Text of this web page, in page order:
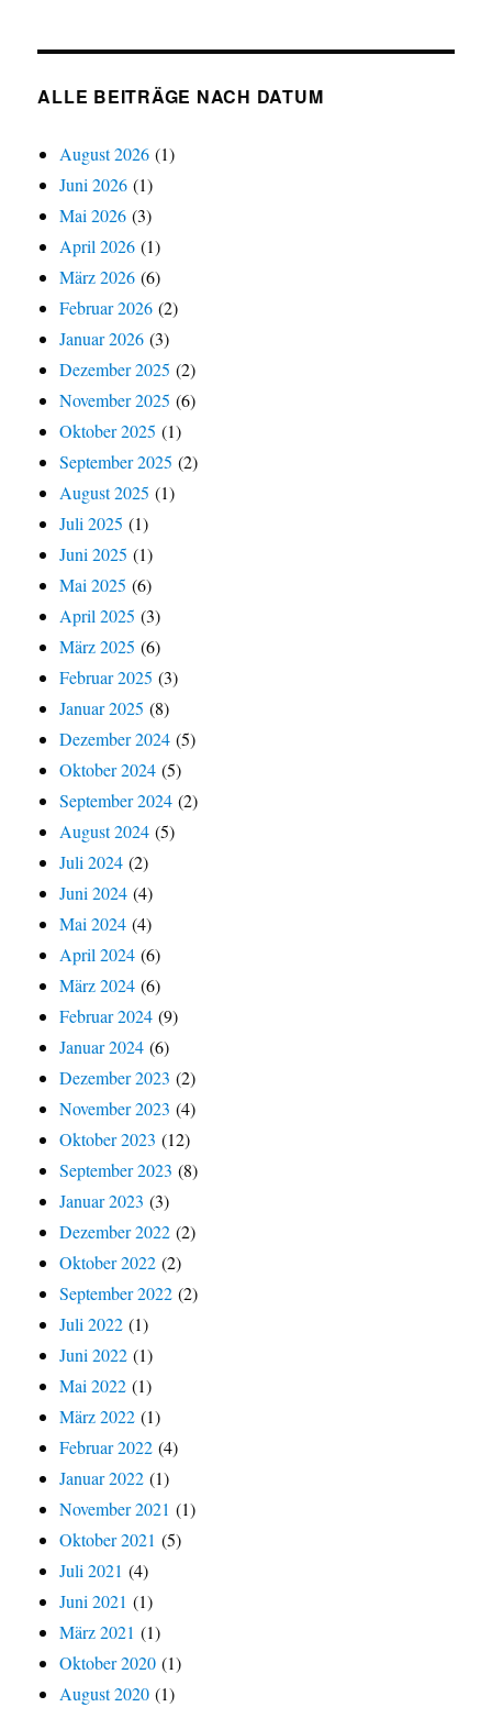
ALLE BEITRÄGE NACH DATUM
August 2026 (1)
Juni 2026 (1)
Mai 2026 (3)
April 2026 (1)
März 2026 (6)
Februar 2026 (2)
Januar 2026 (3)
Dezember 2025 (2)
November 2025 (6)
Oktober 2025 (1)
September 2025 (2)
August 2025 (1)
Juli 2025 (1)
Juni 2025 (1)
Mai 2025 (6)
April 2025 (3)
März 2025 (6)
Februar 2025 (3)
Januar 2025 (8)
Dezember 2024 (5)
Oktober 2024 (5)
September 2024 (2)
August 2024 (5)
Juli 2024 (2)
Juni 2024 (4)
Mai 2024 (4)
April 2024 (6)
März 2024 (6)
Februar 2024 (9)
Januar 2024 (6)
Dezember 2023 (2)
November 2023 (4)
Oktober 2023 (12)
September 2023 (8)
Januar 2023 (3)
Dezember 2022 (2)
Oktober 2022 (2)
September 2022 (2)
Juli 2022 (1)
Juni 2022 (1)
Mai 2022 (1)
März 2022 (1)
Februar 2022 (4)
Januar 2022 (1)
November 2021 (1)
Oktober 2021 (5)
Juli 2021 (4)
Juni 2021 (1)
März 2021 (1)
Oktober 2020 (1)
August 2020 (1)